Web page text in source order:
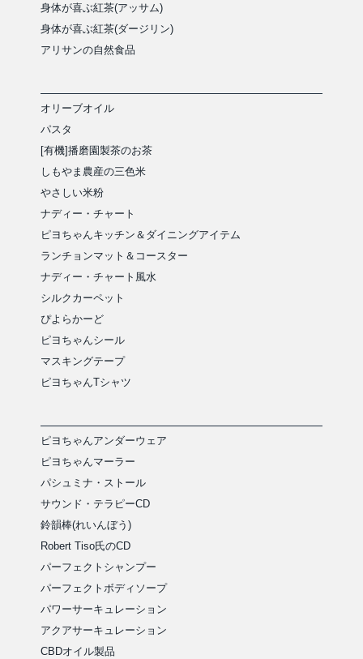
身体が喜ぶ紅茶(アッサム)
身体が喜ぶ紅茶(ダージリン)
アリサンの自然食品
オリーブオイル
パスタ
[有機]播磨園製茶のお茶
しもやま農産の三色米
やさしい米粉
ナディー・チャート
ピヨちゃんキッチン＆ダイニングアイテム
ランチョンマット＆コースター
ナディー・チャート風水
シルクカーペット
ぴよらかーど
ピヨちゃんシール
マスキングテープ
ピヨちゃんTシャツ
ピヨちゃんアンダーウェア
ピヨちゃんマーラー
パシュミナ・ストール
サウンド・テラピーCD
鈴韻棒(れいんぼう)
Robert Tiso氏のCD
パーフェクトシャンプー
パーフェクトボディソープ
パワーサーキュレーション
アクアサーキュレーション
CBDオイル製品